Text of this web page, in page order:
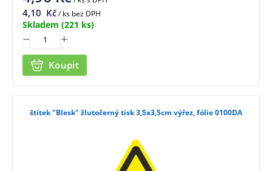
4,10 Kč/ ks bez DPH
Skladem (221 ks)
Koupit
štítek "Blesk" žlutočerný tisk 3,5x3,5cm výřez, fólie 0100DA